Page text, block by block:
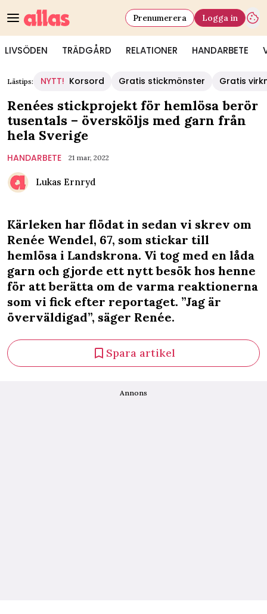
LIVSÖDEN TRÄDGÅRD RELATIONER HANDARBETE
Prenumerera Logga in
Lästips: NYTT! Korsord Gratis stickmönster Gratis
Renées stickprojekt för hemlösa berör
tusentals – översköljs med garn från
hela Sverige
HANDARBETE 21 mar, 2022
Lukas Ernryd
Kärleken har flödat in sedan vi skrev om
Renée Wendel, 67, som stickar till
hemlösa i Landskrona. Vi tog med en låda
garn och gjorde ett nytt besök hos henne
för att berätta om de varma reaktionerna
som vi fick efter reportaget. ”Jag är
överväldigad”, säger Renée.
Spara artikel
Annons